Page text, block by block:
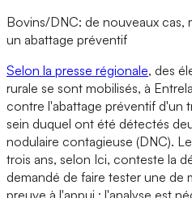
Bovins/DNC: de nouveaux cas,
un abattage préventif
Selon la presse régionale, des
rurale se sont mobilisés, à
contre l'abattage préventif d'un
sein duquel ont été détectés
nodulaire contagieuse (DNC).
trois ans, selon Ici, conteste la
demandé de faire tester une de
preuve à l'appui : l'analyse est